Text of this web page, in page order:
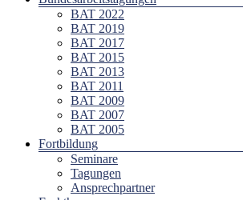
BAT 2022
BAT 2019
BAT 2017
BAT 2015
BAT 2013
BAT 2011
BAT 2009
BAT 2007
BAT 2005
Fortbildung
Seminare
Tagungen
Ansprechpartner